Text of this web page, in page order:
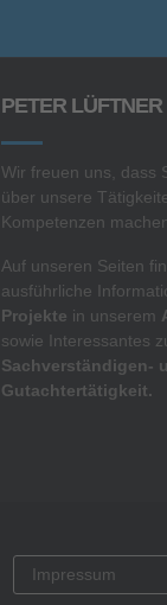
PETER
Wir freuen uns, dass
über unsere
Kompetenzen
Auf unseren Seiten
ausführliche
Projekte in unserem
sowie Interessantes
Sachverständigen-
Gutachtertätigkeit.
Impressum